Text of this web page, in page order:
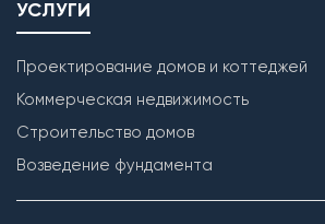
УСЛУГИ
Проектирование домов и коттеджей
Коммерческая недвижимость
Строительство домов
Возведение фундамента